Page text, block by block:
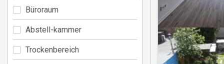
Büroraum
Abstell-kammer
Trockenbereich